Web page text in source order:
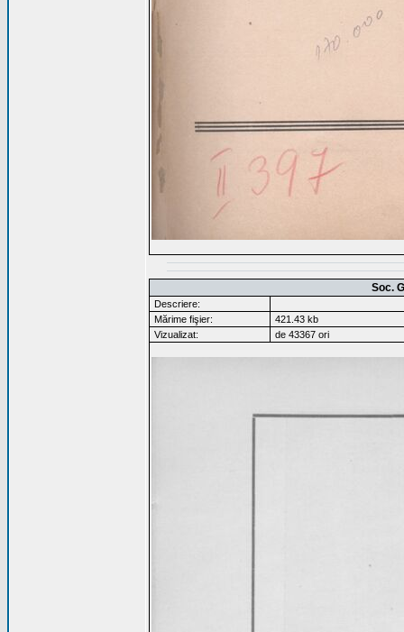
Soc.
Descriere:
Mărime fişier:
421.43 kb
Vizualizat:
de 43367 ori